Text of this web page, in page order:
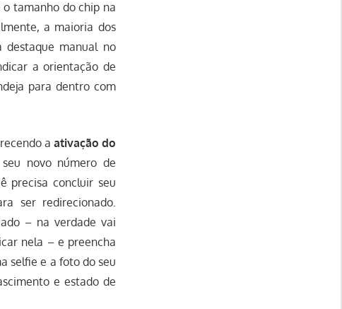
tamanho do chip na
a maioria dos
manual no
a orientação de
para dentro com
a ativação do
novo número de
precisa concluir seu
ser redirecionado.
– na verdade vai
nela – e preencha
selfie e a foto do seu
e estado de